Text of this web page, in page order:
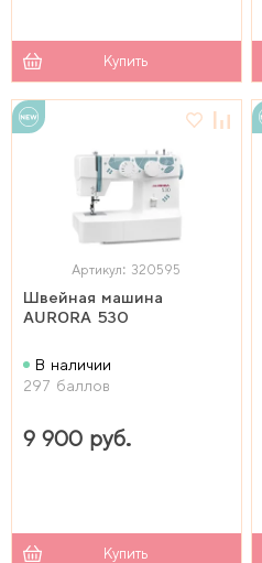
Купить
Артикул: 320595
Швейная машина
AURORA 530
В наличии
297 баллов
9 900 руб.
Купить